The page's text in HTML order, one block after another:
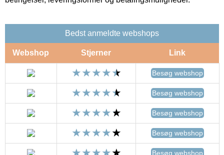
Bedst anmeldte webshops
Webshop Stjerner Link
Besøg webshop
Besøg webshop
Besøg webshop
Besøg webshop
Besøg webshop